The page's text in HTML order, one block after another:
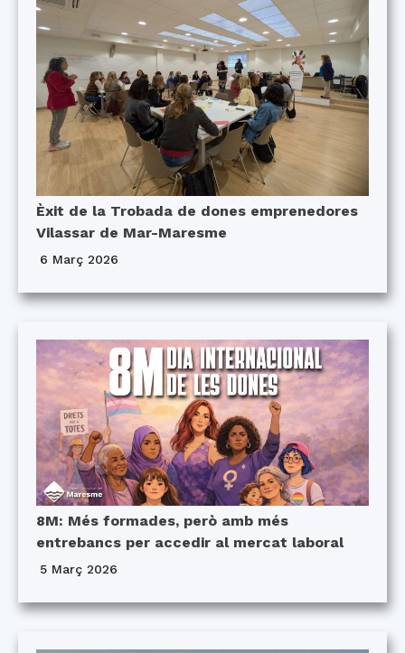
Èxit de la Trobada de dones emprenedores
Vilassar de Mar-Maresme
6 Març 2026
8M: Més formades, però amb més
entrebancs per accedir al mercat laboral
5 Març 2026